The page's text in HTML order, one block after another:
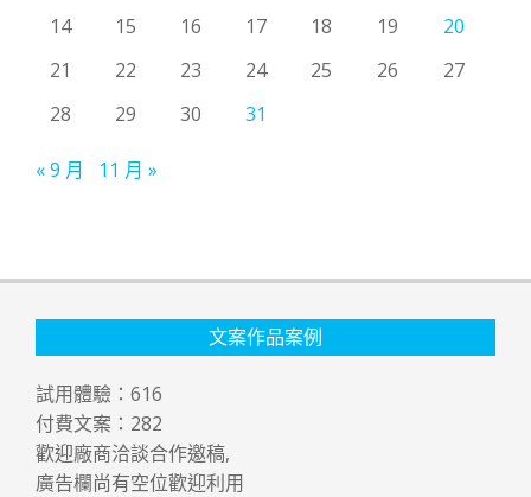
14
15 16 17 18 19
20
21
22 23 24 25 26
27
28
29 30 31
« 9 月 11 月 »
文案作品案例
試用體驗： 616
付費文案： 282
歡迎廠商洽談合作邀稿,
廣告欄尚有空位歡迎利用